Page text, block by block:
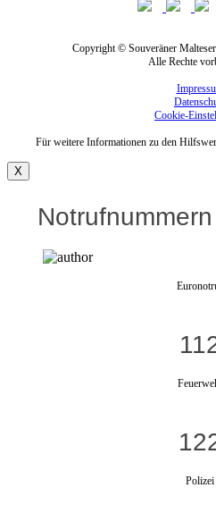
Copyright © Souveräner
Alle Rechte
Cookie-
Für weitere Informationen zu den
X
Polizei